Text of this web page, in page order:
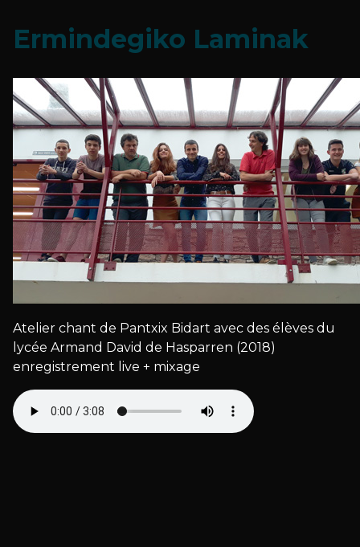
Ermindegiko Laminak
Atelier chant de Pantxix Bidart avec des élèves du
lycée Armand David de Hasparren (2018)
enregistrement live + mixage